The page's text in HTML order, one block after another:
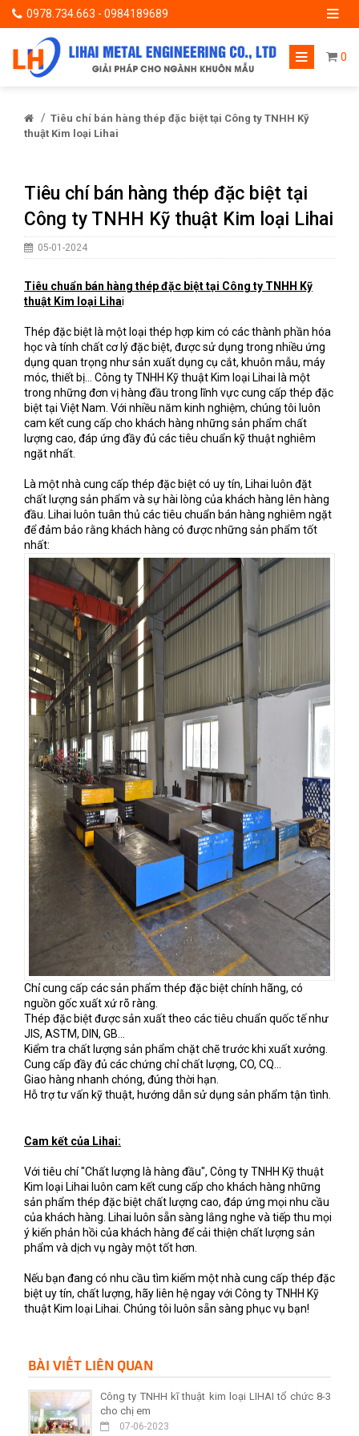
0978.734.663 - 0984189689
0
/ Tiêu chí bán hàng thép đặc biệt tại Công ty TNHH Kỹ
thuật Kim loại Lihai
Tiêu chí bán hàng thép đặc biệt tại
Công ty TNHH Kỹ thuật Kim loại Lihai
05-01-2024
Tiêu chuẩn bán hàng thép đặc biệt tại Công ty TNHH Kỹ
thuật Kim loại Lihai
Thép đặc biệt là một loại thép hợp kim có các thành phần hóa
học và tính chất cơ lý đặc biệt, được sử dụng trong nhiều ứng
dụng quan trọng như sản xuất dụng cụ cắt, khuôn mẫu, máy
móc, thiết bị... Công ty TNHH Kỹ thuật Kim loại Lihai là một
trong những đơn vị hàng đầu trong lĩnh vực cung cấp thép đặc
biệt tại Việt Nam. Với nhiều năm kinh nghiệm, chúng tôi luôn
cam kết cung cấp cho khách hàng những sản phẩm chất
lượng cao, đáp ứng đầy đủ các tiêu chuẩn kỹ thuật nghiêm
ngặt nhất.
Là một nhà cung cấp thép đặc biệt có uy tín, Lihai luôn đặt
chất lượng sản phẩm và sự hài lòng của khách hàng lên hàng
đầu. Lihai luôn tuân thủ các tiêu chuẩn bán hàng nghiêm ngặt
để đảm bảo rằng khách hàng có được những sản phẩm tốt
nhất:
Chỉ cung cấp các sản phẩm thép đặc biệt chính hãng, có
nguồn gốc xuất xứ rõ ràng.
Thép đặc biệt được sản xuất theo các tiêu chuẩn quốc tế như
JIS, ASTM, DIN, GB...
Kiểm tra chất lượng sản phẩm chặt chẽ trước khi xuất xưởng.
Cung cấp đầy đủ các chứng chỉ chất lượng, CO, CQ...
Giao hàng nhanh chóng, đúng thời hạn.
Hỗ trợ tư vấn kỹ thuật, hướng dẫn sử dụng sản phẩm tận tình.
Cam kết của Lihai:
Với tiêu chí "Chất lượng là hàng đầu", Công ty TNHH Kỹ thuật
Kim loại Lihai luôn cam kết cung cấp cho khách hàng những
sản phẩm thép đặc biệt chất lượng cao, đáp ứng mọi nhu cầu
của khách hàng. Lihai luôn sẵn sàng lắng nghe và tiếp thu mọi
ý kiến phản hồi của khách hàng để cải thiện chất lượng sản
phẩm và dịch vụ ngày một tốt hơn.
Nếu bạn đang có nhu cầu tìm kiếm một nhà cung cấp thép đặc
biệt uy tín, chất lượng, hãy liên hệ ngay với Công ty TNHH Kỹ
thuật Kim loại Lihai. Chúng tôi luôn sẵn sàng phục vụ bạn!
BÀI VIẾT LIÊN QUAN
Công ty TNHH kĩ thuật kim loại LIHAI tổ chức 8-3
cho chị em
07-06-2023